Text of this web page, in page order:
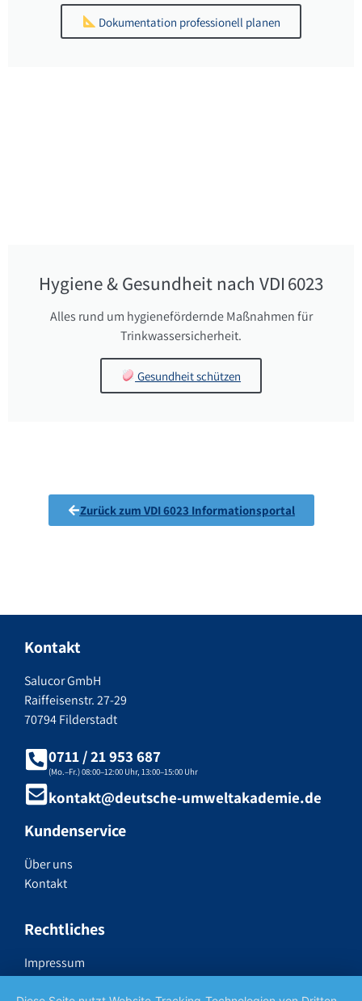
Dokumentation professionell planen
Hygiene & Gesundheit nach VDI 6023
Alles rund um hygienefördernde Maßnahmen für
Trinkwassersicherheit.
Gesundheit schützen
Zurück zum VDI 6023 Informationsportal
Kontakt
Salucor GmbH
Raiffeisenstr. 27-29
70794 Filderstadt
0711 / 21 953 687
(Mo.–Fr.) 08:00–12:00 Uhr, 13:00–15:00 Uhr
kontakt@deutsche-umweltakademie.de
Kundenservice
Über uns
Kontakt
Rechtliches
Impressum